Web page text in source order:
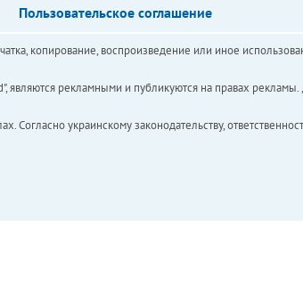
Пользовательское соглашение
копирование, воспроизведение или иное
рекламными и публикуются на правах рекламы. ,
украинскому законодательству,